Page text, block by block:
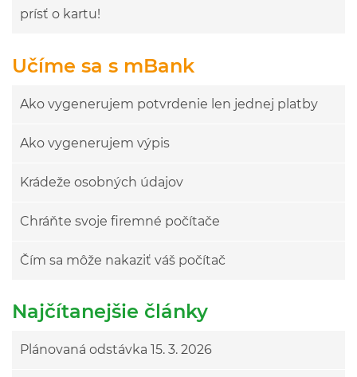
prísť o kartu!
Učíme sa s mBank
Ako vygenerujem potvrdenie len jednej platby
Ako vygenerujem výpis
Krádeže osobných údajov
Chráňte svoje firemné počítače
Čím sa môže nakaziť váš počítač
Najčítanejšie články
Plánovaná odstávka 15. 3. 2026